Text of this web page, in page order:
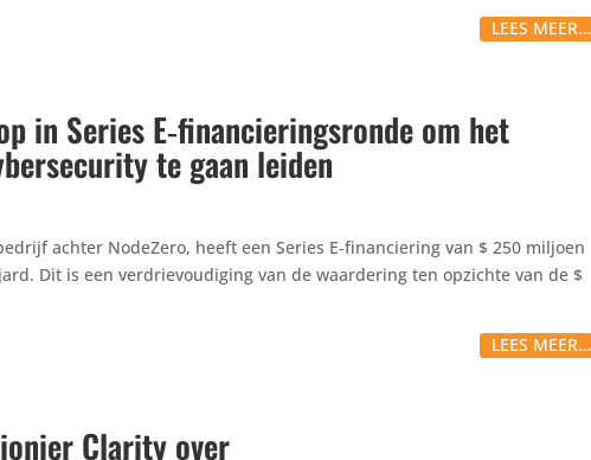
LEES MEER…
in Series E‑financieringsronde om het
te gaan leiden
achter NodeZero, heeft een Series E‑financiering van $ 250 miljoen
Dit is een verdrie­vou­di­ging van de waar­de­ring ten opzichte van de $
LEES MEER…
Clarity over